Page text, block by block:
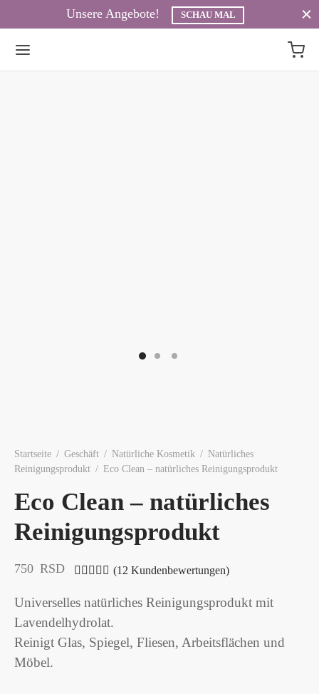
Unsere Angebote! SCHAU MAL
Startseite / Geschäft / Natürliche Kosmetik / Natürliches
Reinigungsprodukt / Eco Clean – natürliches Reinigungsprodukt
Eco Clean – natürliches
Reinigungsprodukt
Bewertet mitvon 5, basierend auf
(12 Kundenbewertungen)
750 RSD
Universelles natürliches Reinigungsprodukt mit
Lavendelhydrolat.
Reinigt Glas, Spiegel, Fliesen, Arbeitsflächen und
Möbel.